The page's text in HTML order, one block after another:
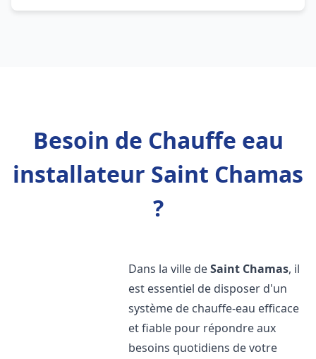
Besoin de Chauffe eau
installateur Saint Chamas
?
Dans la ville deSaint Chamas, il
est essentiel de disposer d'un
système de chauffe-eau efficace
et fiable pour répondre aux
besoins quotidiens de votre